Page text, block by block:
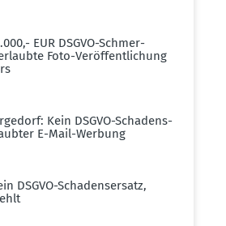
EUR DSGVO-Schmer­
Foto-Veröf­fent­li­chung
Kein DSGVO-Schadens­
E-Mail-Werbung
DSGVO-Schadens­ersatz,